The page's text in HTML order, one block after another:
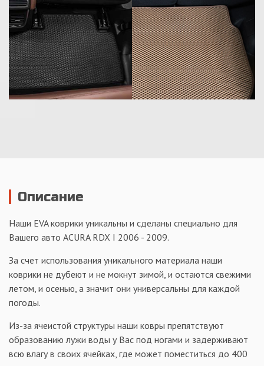
Описание
Наши EVA коврики уникальны и сделаны специально для
Вашего авто ACURA RDX I 2006 - 2009.
За счет использования уникального материала наши
коврики не дубеют и не мокнут зимой, и остаются свежими
летом, и осенью, а значит они универсальны для каждой
погоды.
Из-за ячеистой структуры наши ковры препятствуют
образованию лужи воды у Вас под ногами и задерживают
всю влагу в своих ячейках, где может поместиться до 400